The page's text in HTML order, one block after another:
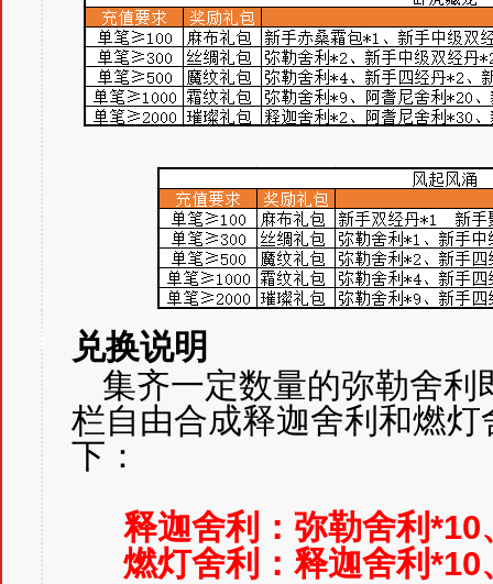
4
兑换说明
集齐一定数量的弥勒舍利
栏自由合成释迦舍利和燃
下：
释迦舍利：弥勒舍利
燃灯舍利：释迦舍利